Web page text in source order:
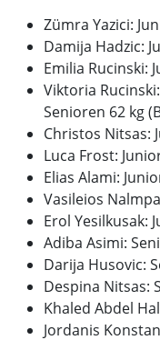
Zümra Yazici:
Damija Hadzic:
Emilia Rucinski:
Viktoria
Senioren 62 kg
Christos Nitsas:
Luca Frost:
Elias Alami:
Vasileios
Erol Yesilkusak:
Adiba Asimi:
Darija Husovic:
Despina Nitsas:
Khaled Abdel
Jordanis